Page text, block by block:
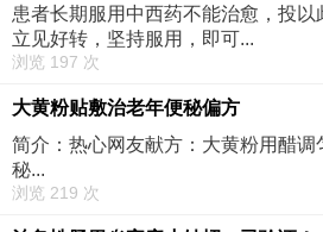
患者长期服用中西药不能治愈，投
立见好转，坚持服用，即可...
浏览 197 次
大黄粉贴敷治老年便秘偏方
简介：热心网友献方：大黄粉用醋调
秘...
浏览 219 次